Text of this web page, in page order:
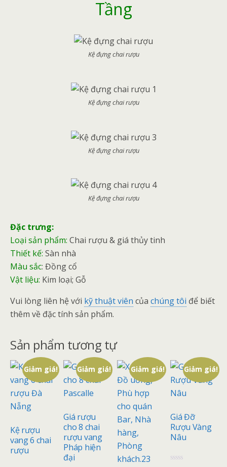
Tầng
Kệ đựng chai rượu
Kệ đựng chai rượu
Kệ đựng chai rượu
Kệ đựng chai rượu
Đặc trưng:
Loại sản phẩm: Chai rượu & giá thủy tinh
Thiết kế: Sàn nhà
Màu sắc: Đồng cổ
Vật liệu: Kim loại; Gỗ
Vui lòng liên hệ với kỹ thuật viên của chúng tôi để biết
thêm về đặc tính sản phẩm.
Sản phẩm tương tự
Giảm giá!
Kệ rượu
vang 6 chai
rượu
Giảm giá!
Giá rượu
cho 8 chai
rượu vang
Pháp hiện
đại
Giảm giá! Giảm giá!
Giá Đỡ
Rượu Vàng
Nâu